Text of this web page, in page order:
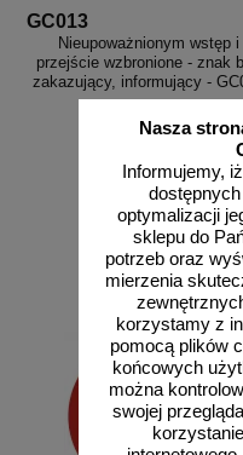
Nasza
Informujemy,
optymalizacji
sklepu do
potrzeb oraz
mierzenia
korzystamy z
pomocą plików
końcowych
można
swojej
GC013
Nieupoważnionym wstęp i
przejście wzbronione - znak
zakazujący, informujący -
od 2,96 zł
2,41 zł netto
do koszyka